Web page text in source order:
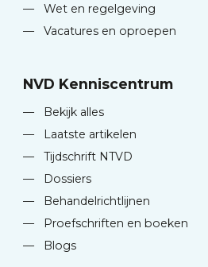
—
Wet en regelgeving
—
Vacatures en oproepen
NVD Kenniscentrum
—
Bekijk alles
—
Laatste artikelen
—
Tijdschrift NTVD
—
Dossiers
—
Behandelrichtlijnen
—
Proefschriften en boeken
—
Blogs